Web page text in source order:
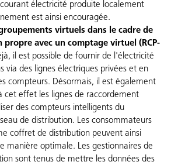
électricité produite localement
est ainsi encouragée.
virtuels dans le cadre de
propre avec un comptage virtuel (RCP-
il est possible de fournir de l'électricité
via des lignes électriques privées et en
compteurs. Désormais, il est également
cet effet les lignes de raccordement
des compteurs intelligents du
de distribution. Les consommateurs
coffret de distribution peuvent ainsi
manière optimale. Les gestionnaires de
sont tenus de mettre les données des